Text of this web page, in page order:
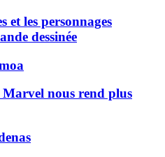
et les personnages
dessinée
Marvel nous rend plus